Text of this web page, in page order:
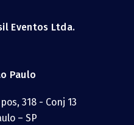
Eventos Ltda.
Paulo
318 - Conj 13
– SP